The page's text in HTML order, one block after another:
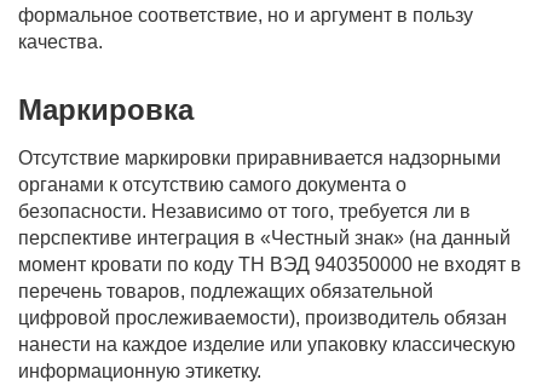
формальное соответствие, но и аргумент в пользу
качества.
Маркировка
Отсутствие маркировки приравнивается надзорными
органами к отсутствию самого документа о
безопасности. Независимо от того, требуется ли в
перспективе интеграция в «Честный знак» (на данный
момент кровати по коду ТН ВЭД 940350000 не входят в
перечень товаров, подлежащих обязательной
цифровой прослеживаемости), производитель обязан
нанести на каждое изделие или упаковку классическую
информационную этикетку.